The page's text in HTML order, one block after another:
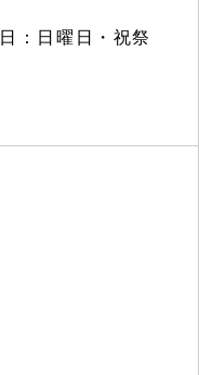
：日曜日・祝祭